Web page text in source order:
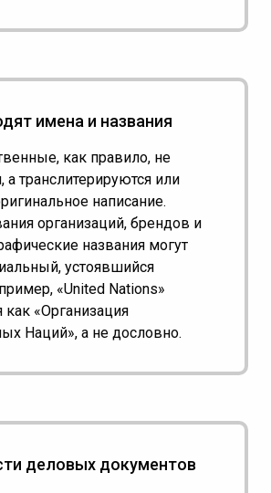
имена и названия
как правило, не
а транслитерируются или
написание.
организаций, брендов и
названия могут
устоявшийся
«United Nations»
как «Организация
Наций», а не дословно.
деловых документов